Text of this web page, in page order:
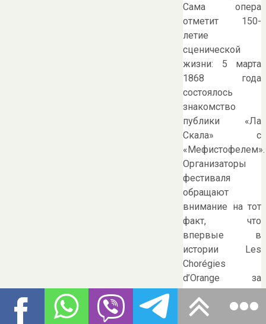
Сама опера
отметит 150-
летие
сценической
жизни: 5 марта
1868 года
состоялось
знакомство
публики «Ла
Скала» с
«Мефистофелем».
Организаторы
фестиваля
обращают
внимание на тот
факт, что
впервые в
истории Les
Chorégies
d’Orange за
музыкальную
сторону